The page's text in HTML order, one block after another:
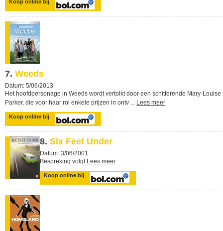
Koop online bij
7. Weeds
Datum: 5/06/2013
Het hoofdpersonage in Weeds wordt vertolkt door een schitterende Mary-Louise
Parker, die voor haar rol enkele prijzen in ontv ... Lees meer
Koop online bij
8. Six Feet Under
Datum: 3/06/2001
Bespreking volgt Lees meer
Koop online bij